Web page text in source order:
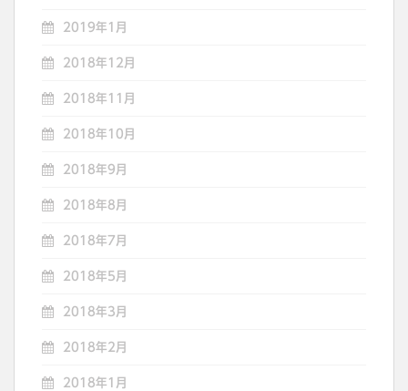
2019年1月
2018年12月
2018年11月
2018年10月
2018年9月
2018年8月
2018年7月
2018年5月
2018年3月
2018年2月
2018年1月